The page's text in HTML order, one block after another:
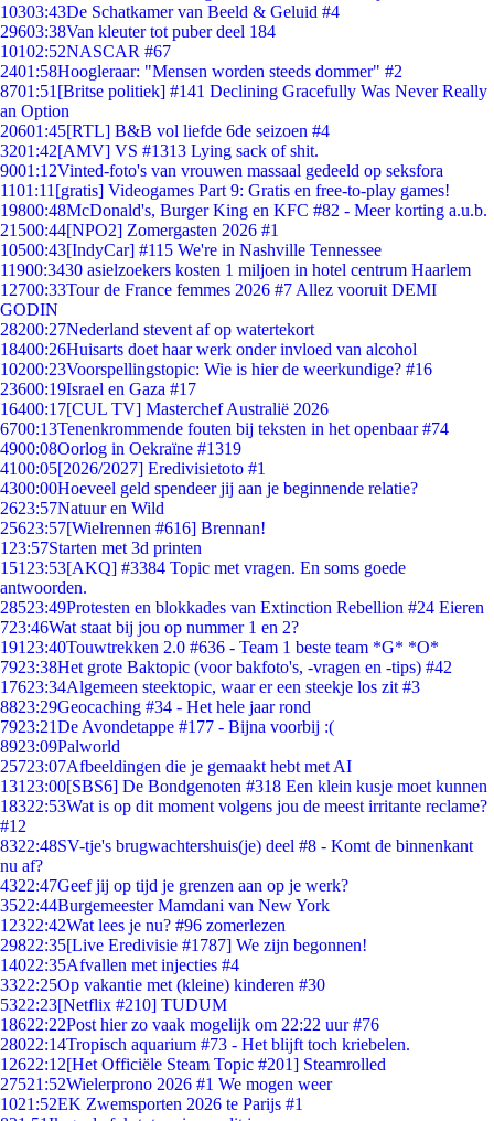
10303:43De Schatkamer van Beeld & Geluid #4
29603:38Van kleuter tot puber deel 184
10102:52NASCAR #67
2401:58Hoogleraar: "Mensen worden steeds dommer" #2
8701:51 [Britse politiek] #141 Declining Gracefully Was Never Really
an Option
20601:45[RTL] B&B vol liefde 6de seizoen #4
3201:42[AMV] VS #1313 Lying sack of shit.
9001:12Vinted-foto's van vrouwen massaal gedeeld op seksfora
1101:11 [gratis] Videogames Part 9: Gratis en free-to-play games!
19800:48McDonald's, Burger King en KFC #82 - Meer korting a.u.b.
21500:44[NPO2] Zomergasten 2026 #1
10500:43[IndyCar] #115 We're in Nashville Tennessee
11900:3430 asielzoekers kosten 1 miljoen in hotel centrum Haarlem
12700:33Tour de France femmes 2026 #7 Allez vooruit DEMI
GODIN
28200:27Nederland stevent af op watertekort
18400:26Huisarts doet haar werk onder invloed van alcohol
10200:23Voorspellingstopic: Wie is hier de weerkundige? #16
23600:19Israel en Gaza #17
16400:17[CUL TV] Masterchef Australië 2026
6700:13Tenenkrommende fouten bij teksten in het openbaar #74
4900:08Oorlog in Oekraïne #1319
4100:05[2026/2027] Eredivisietoto #1
4300:00Hoeveel geld spendeer jij aan je beginnende relatie?
2623:57Natuur en Wild
25623:57[Wielrennen #616] Brennan!
1 23:57Starten met 3d printen
151 23:53[AKQ] #3384 Topic met vragen. En soms goede
antwoorden.
28523:49Protesten en blokkades van Extinction Rebellion #24 Eieren
723:46Wat staat bij jou op nummer 1 en 2?
191 23:40Touwtrekken 2.0 #636 - Team 1 beste team *G* *O*
7923:38Het grote Baktopic (voor bakfoto's, -vragen en -tips) #42
17623:34Algemeen steektopic, waar er een steekje los zit #3
8823:29Geocaching #34 - Het hele jaar rond
7923:21De Avondetappe #177 - Bijna voorbij :(
8923:09Palworld
25723:07Afbeeldingen die je gemaakt hebt met AI
131 23:00[SBS6] De Bondgenoten #318 Een klein kusje moet kunnen
18322:53Wat is op dit moment volgens jou de meest irritante reclame?
#12
8322:48SV-tje's brugwachtershuis(je) deel #8 - Komt de binnenkant
nu af?
4322:47Geef jij op tijd je grenzen aan op je werk?
3522:44Burgemeester Mamdani van New York
12322:42Wat lees je nu? #96 zomerlezen
29822:35[Live Eredivisie #1787] We zijn begonnen!
14022:35Afvallen met injecties #4
3322:25Op vakantie met (kleine) kinderen #30
5322:23[Netflix #210] TUDUM
18622:22Post hier zo vaak mogelijk om 22:22 uur #76
28022:14Tropisch aquarium #73 - Het blijft toch kriebelen.
12622:12[Het Officiële Steam Topic #201] Steamrolled
27521:52Wielerprono 2026 #1 We mogen weer
1021:52EK Zwemsporten 2026 te Parijs #1